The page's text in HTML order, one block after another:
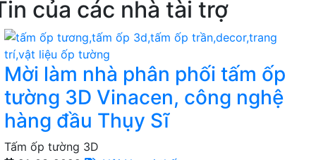
của các nhà tài trợ
Mời làm nhà phân phối tấm ốp
tường 3D Vinacen, công nghệ
hàng đầu Thụy Sĩ
Tấm ốp tường 3D